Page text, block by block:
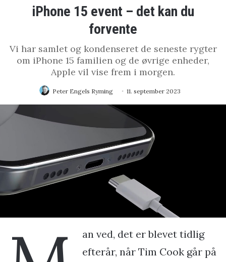
iPhone 15 event – det kan du
forvente
Vi har samlet og kondenseret de seneste rygter
om iPhone 15 familien og de øvrige enheder,
Apple vil vise frem i morgen.
Peter Engels Ryming 11. september 2023
an ved, det er blevet tidlig
efterår, når Tim Cook går på